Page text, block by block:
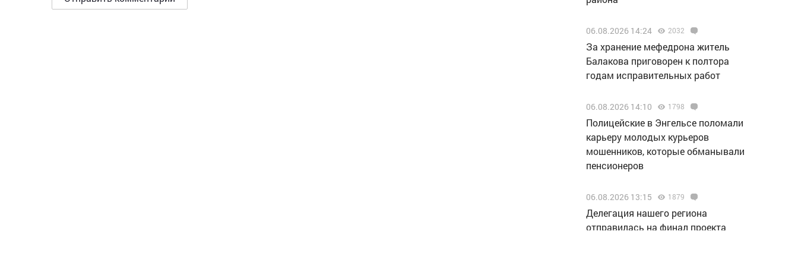
06.08.2026 14:24 2032
За хранение мефедрона житель
Балакова приговорен к полтора
годам исправительных работ
06.08.2026 14:10 1798
Полицейские в Энгельсе поломали
карьеру молодых курьеров
мошенников, которые обманывали
пенсионеров
06.08.2026 13:15 1879
Делегация нашего региона
отправилась на финал проекта